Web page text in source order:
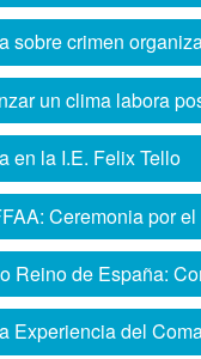
COLOMBIA
sobre crimen
un clima labora
en la I.E. Felix Tello
Ceremonia por
Fuerzas Armadas del
Reino de España:
Nacional y
Experiencia del